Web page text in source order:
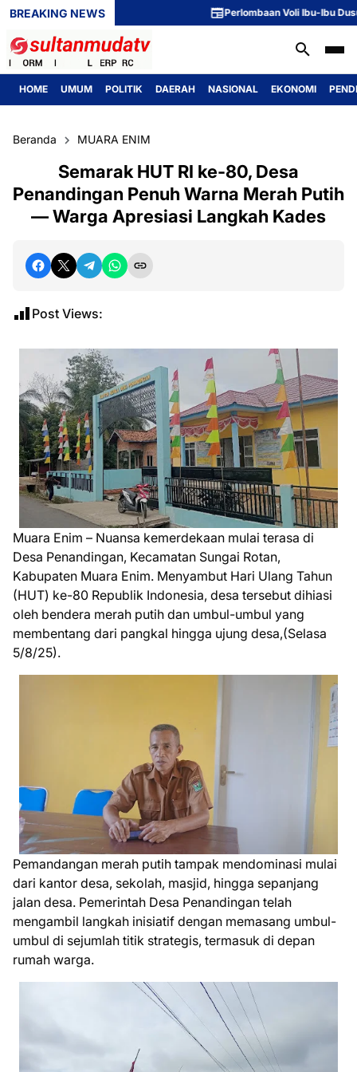
BREAKING NEWS Perlombaan Voli Ibu-Ibu Dusun 1
HOME UMUM POLITIK DAERAH NASIONAL EKONOMI
Beranda MUARA ENIM
Semarak HUT RI ke-80, Desa
Penandingan Penuh Warna Merah Putih
— Warga Apresiasi Langkah Kades
Post Views:
Muara Enim – Nuansa kemerdekaan mulai terasa di
Desa Penandingan, Kecamatan Sungai Rotan,
Kabupaten Muara Enim. Menyambut Hari Ulang Tahun
(HUT) ke-80 Republik Indonesia, desa tersebut dihiasi
oleh bendera merah putih dan umbul-umbul yang
membentang dari pangkal hingga ujung desa,(Selasa
5/8/25).
Pemandangan merah putih tampak mendominasi mulai
dari kantor desa, sekolah, masjid, hingga sepanjang
jalan desa. Pemerintah Desa Penandingan telah
mengambil langkah inisiatif dengan memasang umbul-
umbul di sejumlah titik strategis, termasuk di depan
rumah warga.